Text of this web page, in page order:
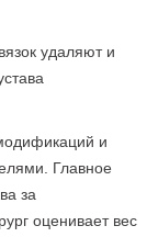
удаляют и
и
Главное
за
оценивает вес